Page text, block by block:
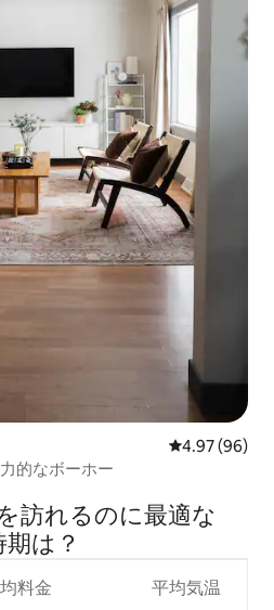
レビュー96
4.97 (96)
的なボーホー
訪⁠れ⁠るの⁠に最⁠適⁠な
期⁠は⁠？
料金 平均気温